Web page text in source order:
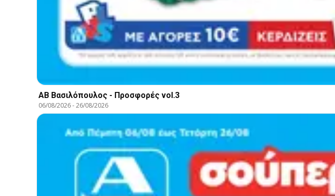
ΑΒ Βασιλόπουλος - Προσφορές vol.3
06/08/2026-26/08/2026